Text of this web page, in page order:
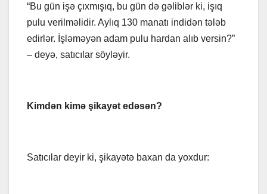
“Bu gün işə çıxmışıq, bu gün də gəliblər ki, işıq
pulu verilməlidir. Aylıq 130 manatı indidən tələb
edirlər. İşləməyən adam pulu hardan alıb versin?”
– deyə, satıcılar söyləyir.
Kimdən kimə şikayət edəsən?
Satıcılar deyir ki, şikayətə baxan da yoxdur: